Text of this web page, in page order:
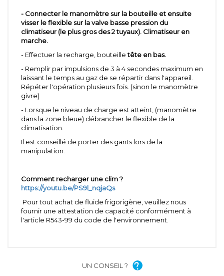
- Connecter le manomètre sur la bouteille et ensuite
visser le flexible sur la valve basse pression du
climatiseur (le plus gros des 2 tuyaux). Climatiseur en
marche.
- Effectuer la recharge, bouteilletête en bas.
- Remplir par impulsions de 3 à 4 secondes maximum en
laissant le temps au gaz de se répartir dans l'appareil.
Répéter l'opération plusieurs fois. (sinon le manomètre
givre)
- Lorsque le niveau de charge est atteint, (manomètre
dans la zone bleue) débrancher le flexible de la
climatisation.
Il est conseillé de porter des gants lors de la
manipulation.
Comment recharger une clim ?
https://youtu.be/PS9l_nqjaQs
Pour tout achat de fluide frigorigène, veuillez nous
fournir une attestation de capacité conformément à
l'article R543-99 du code de l'environnement.
UN CONSEIL ?